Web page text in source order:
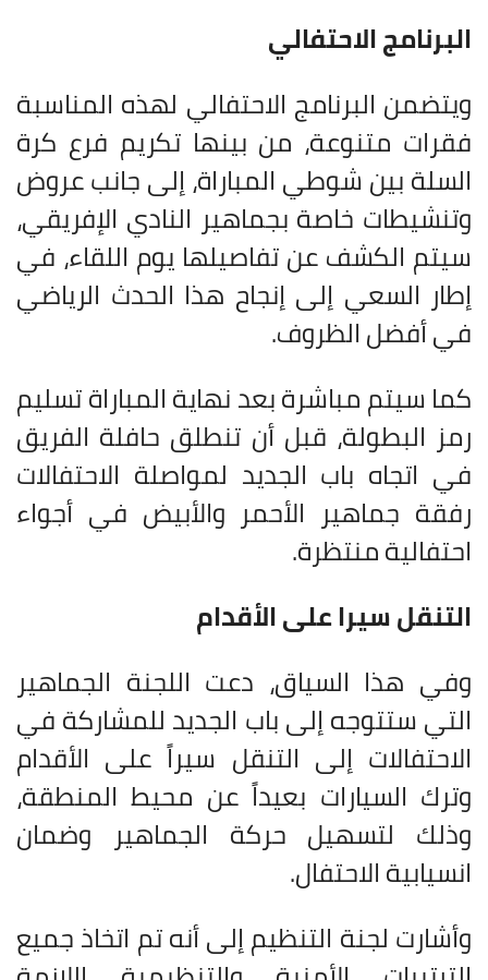
البرنامج الاحتفالي
ويتضمن البرنامج الاحتفالي لهذه المناسبة
فقرات متنوعة، من بينها تكريم فرع كرة
السلة بين شوطي المباراة، إلى جانب عروض
وتنشيطات خاصة بجماهير النادي الإفريقي،
سيتم الكشف عن تفاصيلها يوم اللقاء، في
إطار السعي إلى إنجاح هذا الحدث الرياضي
في أفضل الظروف.
كما سيتم مباشرة بعد نهاية المباراة تسليم
رمز البطولة، قبل أن تنطلق حافلة الفريق
في اتجاه باب الجديد لمواصلة الاحتفالات
رفقة جماهير الأحمر والأبيض في أجواء
احتفالية منتظرة.
التنقل سيرا على الأقدام
وفي هذا السياق، دعت اللجنة الجماهير
التي ستتوجه إلى باب الجديد للمشاركة في
الاحتفالات إلى التنقل سيراً على الأقدام
وترك السيارات بعيداً عن محيط المنطقة،
وذلك لتسهيل حركة الجماهير وضمان
انسيابية الاحتفال.
وأشارت لجنة التنظيم إلى أنه تم اتخاذ جميع